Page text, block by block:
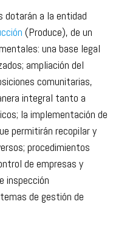
dotarán a la entidad
(Produce), de un
una base legal
ampliación del
comunitarias,
integral tanto a
la implementación de
permitirán recopilar y
procedimientos
de empresas y
inspección
de gestión de